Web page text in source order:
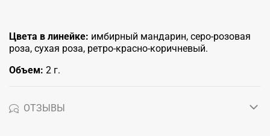
Цвета в линейке: имбирный мандарин, серо-розовая
роза, сухая роза, ретро-красно-коричневый.
Объем: 2 г.
ОТЗЫВЫ